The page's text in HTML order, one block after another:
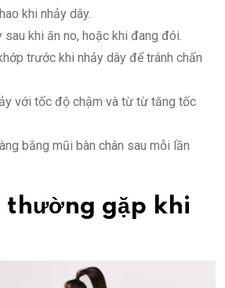
khi nhảy dây.
sau khi ăn no, hoặc khi đang đói.
trước khi nhảy dây để tránh chấn
với tốc độ chậm và từ từ tăng tốc
bằng mũi bàn chân sau mỗi lần
thường gặp khi